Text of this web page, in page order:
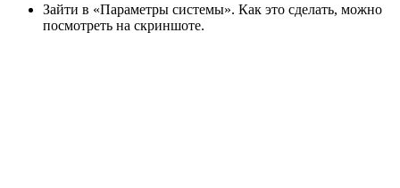
Зайти в «Параметры системы». Как это сделать, можно
посмотреть на скриншоте.